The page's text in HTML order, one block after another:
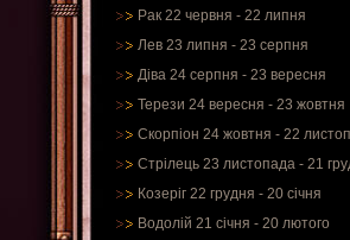
Рак 22 червня - 22 липня
Лев 23 липня - 23 серпня
Діва 24 серпня - 23 вересня
Терези 24 вересня - 23 жовтня
Скорпіон 24 жовтня - 22
Стрілець 23 листопада - 21
Козеріг 22 грудня - 20 січня
Водолій 21 січня - 20 лютого